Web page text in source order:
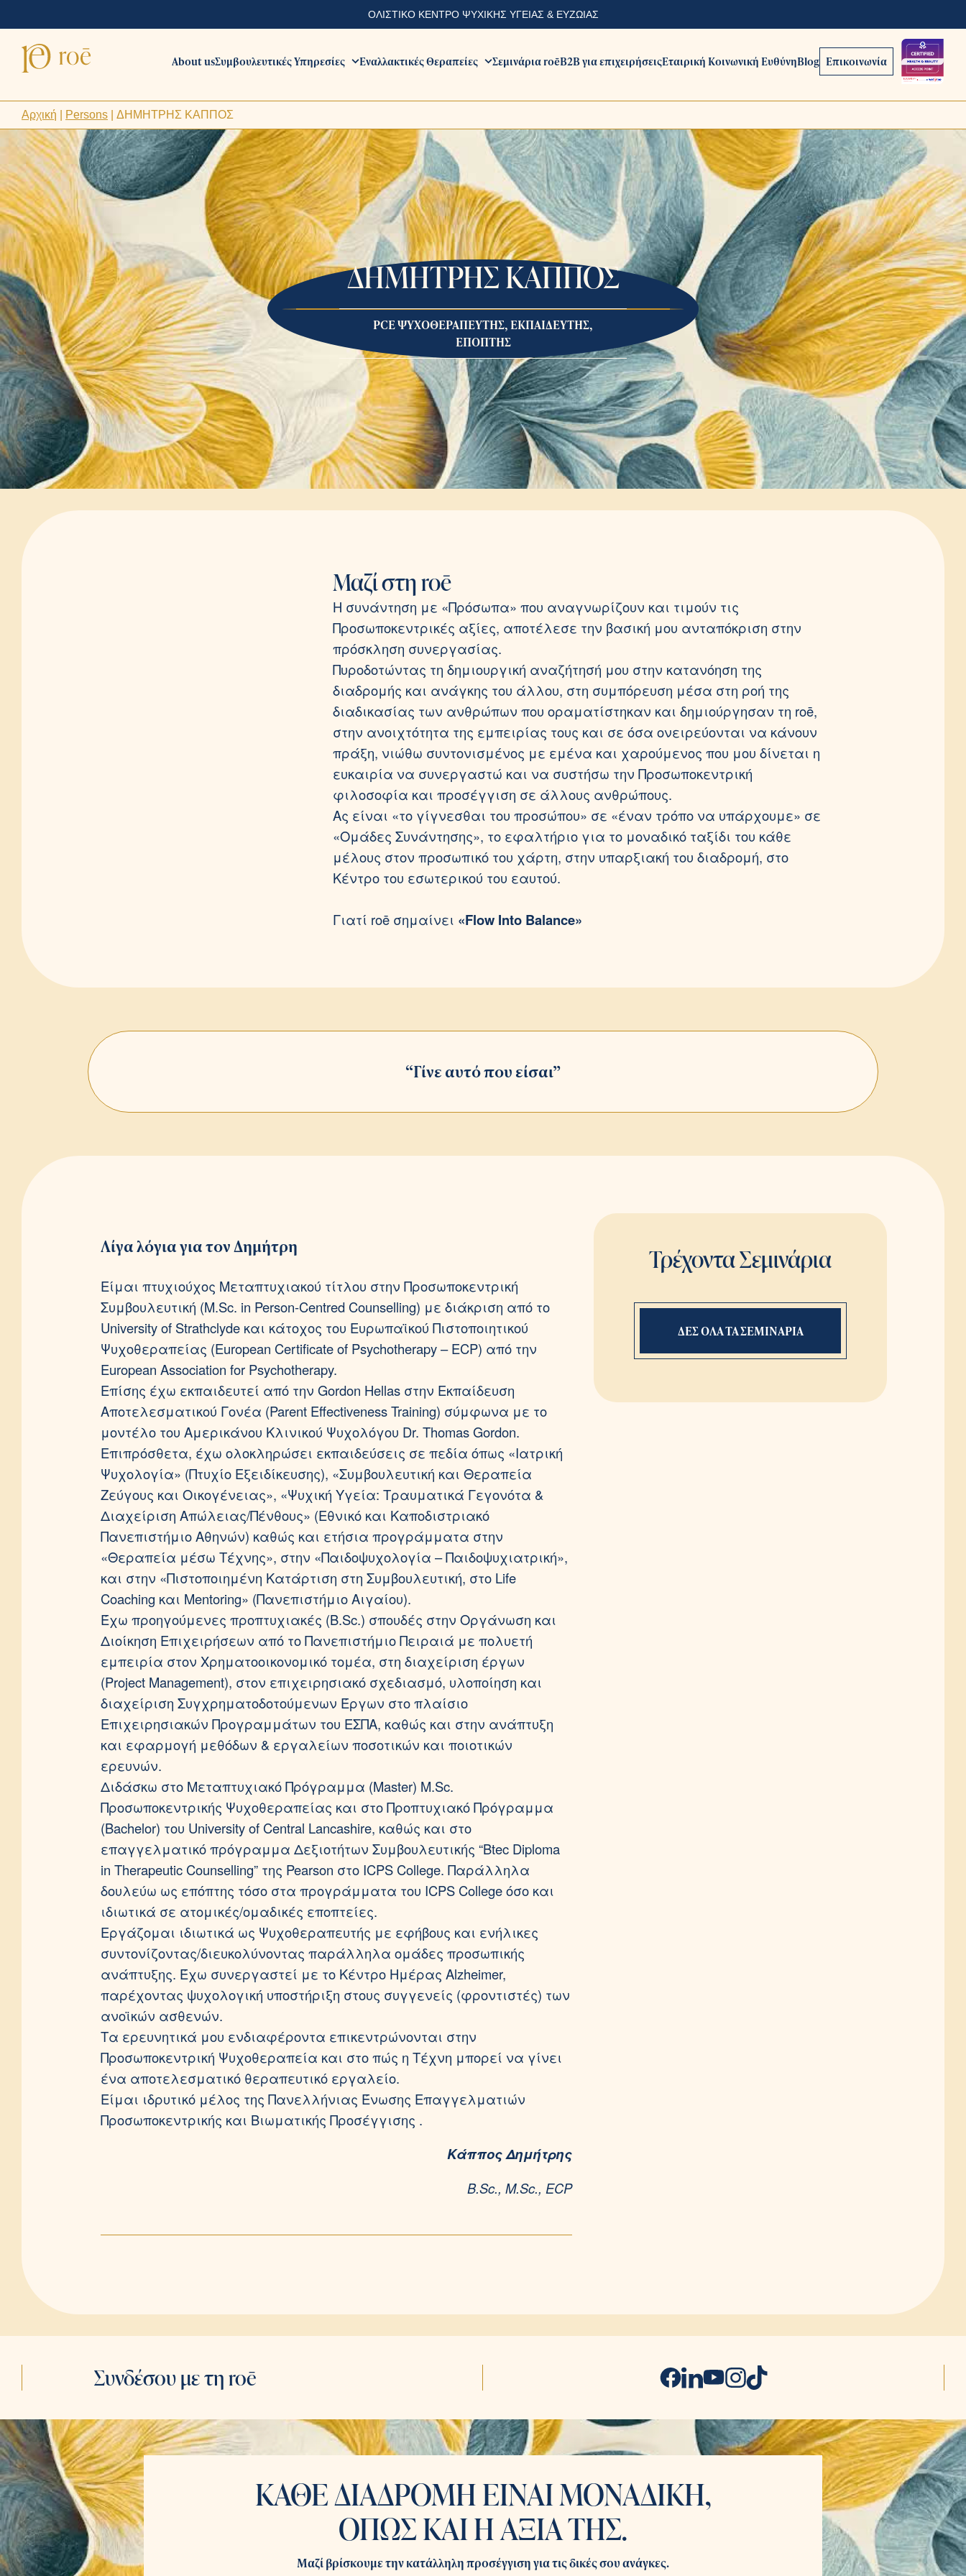
ΟΛΙΣΤΙΚΟ ΚΕΝΤΡΟ ΨΥΧΙΚΗΣ ΥΓΕΙΑΣ & ΕΥΖΩΙΑΣ
About usΣυμβουλευτικές Υπηρεσίες Εναλλακτικές Θεραπείες Σεμινάρια roēB2B για επιχειρήσειςΕταιρική Κοινωνική ΕυθύνηBlog Επικοινωνία
Αρχική Persons ΔΗΜΗΤΡΗΣ ΚΑΠΠΟΣ
ΔΗΜΗΤΡΗΣ ΚΑΠΠΟΣ
PCE ΨΥΧΟΘΕΡΑΠΕΥΤΗΣ, ΕΚΠΑΙΔΕΥΤΗΣ,
ΕΠΟΠΤΗΣ
Μαζί στη roē
Η συνάντηση με «Πρόσωπα» που αναγνωρίζουν και τιμούν τις
Προσωποκεντρικές αξίες, αποτέλεσε την βασική μου ανταπόκριση στην
πρόσκληση συνεργασίας.
Πυροδοτώντας τη δημιουργική αναζήτησή μου στην κατανόηση της
διαδρομής και ανάγκης του άλλου, στη συμπόρευση μέσα στη ροή της
διαδικασίας των ανθρώπων που οραματίστηκαν και δημιούργησαν τη roē,
στην ανοιχτότητα της εμπειρίας τους και σε όσα ονειρεύονται να κάνουν
πράξη, νιώθω συντονισμένος με εμένα και χαρούμενος που μου δίνεται η
ευκαιρία να συνεργαστώ και να συστήσω την Προσωποκεντρική
φιλοσοφία και προσέγγιση σε άλλους ανθρώπους.
Ας είναι «το γίγνεσθαι του προσώπου» σε «έναν τρόπο να υπάρχουμε» σε
«Ομάδες Συνάντησης», το εφαλτήριο για το μοναδικό ταξίδι του κάθε
μέλους στον προσωπικό του χάρτη, στην υπαρξιακή του διαδρομή, στο
Κέντρο του εσωτερικού του εαυτού.
Γιατί roē σημαίνει «Flow Into Balance»
“Γίνε αυτό που είσαι”
Λίγα λόγια για τον Δημήτρη
Είμαι πτυχιούχος Μεταπτυχιακού τίτλου στην Προσωποκεντρική
Συμβουλευτική (M.Sc. in Person-Centred Counselling) με διάκριση από το
University of Strathclyde και κάτοχος του Ευρωπαϊκού Πιστοποιητικού
Ψυχοθεραπείας (European Certificate of Psychotherapy – ECP) από την
European Association for Psychotherapy.
Επίσης έχω εκπαιδευτεί από την Gordon Hellas στην Εκπαίδευση
Αποτελεσματικού Γονέα (Parent Effectiveness Training) σύμφωνα με το
μοντέλο του Αμερικάνου Κλινικού Ψυχολόγου Dr. Thomas Gordon.
Επιπρόσθετα, έχω ολοκληρώσει εκπαιδεύσεις σε πεδία όπως «Ιατρική
Ψυχολογία» (Πτυχίο Εξειδίκευσης), «Συμβουλευτική και Θεραπεία
Ζεύγους και Οικογένειας», «Ψυχική Υγεία: Τραυματικά Γεγονότα &
Διαχείριση Απώλειας/Πένθους» (Εθνικό και Καποδιστριακό
Πανεπιστήμιο Αθηνών) καθώς και ετήσια προγράμματα στην
«Θεραπεία μέσω Τέχνης», στην «Παιδοψυχολογία – Παιδοψυχιατρική»,
και στην «Πιστοποιημένη Κατάρτιση στη Συμβουλευτική, στο Life
Coaching και Mentoring» (Πανεπιστήμιο Αιγαίου).
Έχω προηγούμενες προπτυχιακές (B.Sc.) σπουδές στην Οργάνωση και
Διοίκηση Επιχειρήσεων από το Πανεπιστήμιο Πειραιά με πολυετή
εμπειρία στον Χρηματοοικονομικό τομέα, στη διαχείριση έργων
(Project Management), στον επιχειρησιακό σχεδιασμό, υλοποίηση και
διαχείριση Συγχρηματοδοτούμενων Έργων στο πλαίσιο
Επιχειρησιακών Προγραμμάτων του ΕΣΠΑ, καθώς και στην ανάπτυξη
και εφαρμογή μεθόδων & εργαλείων ποσοτικών και ποιοτικών
ερευνών.
Διδάσκω στο Μεταπτυχιακό Πρόγραμμα (Master) M.Sc.
Προσωποκεντρικής Ψυχοθεραπείας και στο Προπτυχιακό Πρόγραμμα
(Bachelor) του University of Central Lancashire, καθώς και στο
επαγγελματικό πρόγραμμα Δεξιοτήτων Συμβουλευτικής “Btec Diploma
in Therapeutic Counselling” της Pearson στο ICPS College. Παράλληλα
δουλεύω ως επόπτης τόσο στα προγράμματα του ICPS College όσο και
ιδιωτικά σε ατομικές/ομαδικές εποπτείες.
Εργάζομαι ιδιωτικά ως Ψυχοθεραπευτής με εφήβους και ενήλικες
συντονίζοντας/διευκολύνοντας παράλληλα ομάδες προσωπικής
ανάπτυξης. Έχω συνεργαστεί με το Κέντρο Ημέρας Alzheimer,
παρέχοντας ψυχολογική υποστήριξη στους συγγενείς (φροντιστές) των
ανοϊκών ασθενών.
Τα ερευνητικά μου ενδιαφέροντα επικεντρώνονται στην
Προσωποκεντρική Ψυχοθεραπεία και στο πώς η Τέχνη μπορεί να γίνει
ένα αποτελεσματικό θεραπευτικό εργαλείο.
Είμαι ιδρυτικό μέλος της Πανελλήνιας Ένωσης Επαγγελματιών
Προσωποκεντρικής και Βιωματικής Προσέγγισης .
Κάππος Δημήτρης
B.Sc., M.Sc., ECP
Τρέχοντα Σεμινάρια
ΔΕΣ ΟΛΑ ΤΑ ΣΕΜΙΝΑΡΙΑ
Συνδέσου με τη roē
ΚΑΘΕ ΔΙΑΔΡΟΜΗ ΕΙΝΑΙ ΜΟΝΑΔΙΚΗ,
ΟΠΩΣ ΚΑΙ Η ΑΞΙΑ ΤΗΣ.
Μαζί βρίσκουμε την κατάλληλη προσέγγιση για τις δικές σου ανάγκες.